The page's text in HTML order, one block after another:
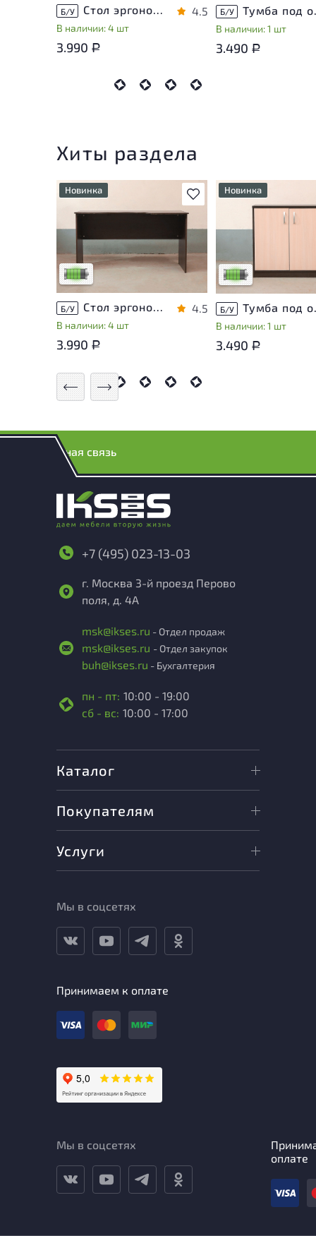
Б/У Стол эргономичный ЛДСП Венге
В наличии: 4 шт
4.5
3.990 Р
Б/У
В наличии: 1 шт
3.490 Р
Хиты раздела
В избранное
Новинка
У товара присутствуют
незначительные следы
эксплуатации, не влияющие
на удобство его
использования
Низкая степень износа
Б/У Стол эргономичный ЛДСП Венге
В наличии: 4 шт
4.5
3.990 Р
Новинка
У товара
незначительные
эксплуатации, не
на удобство его
Низкая степень
Б/У
В наличии: 1 шт
3.490 Р
Обратная связь
+7 (495) 023-13-03
г. Москва 3-й проезд Перово
поля, д. 4А
msk@ikses.ru - Отдел продаж
msk@ikses.ru - Отдел закупок
buh@ikses.ru - Бухгалтерия
пн - пт: 10:00 - 19:00
сб - вс: 10:00 - 17:00
Каталог
Покупателям
Услуги
Мы в соцсетях
Принимаем к оплате
Мы в соцсетях
оплате